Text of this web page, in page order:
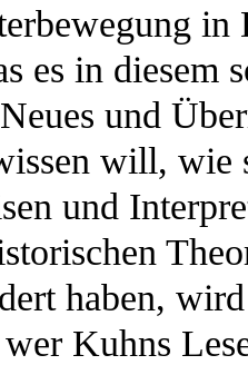
in
es in diesem
und
will, wie
und
haben,
Kuhns